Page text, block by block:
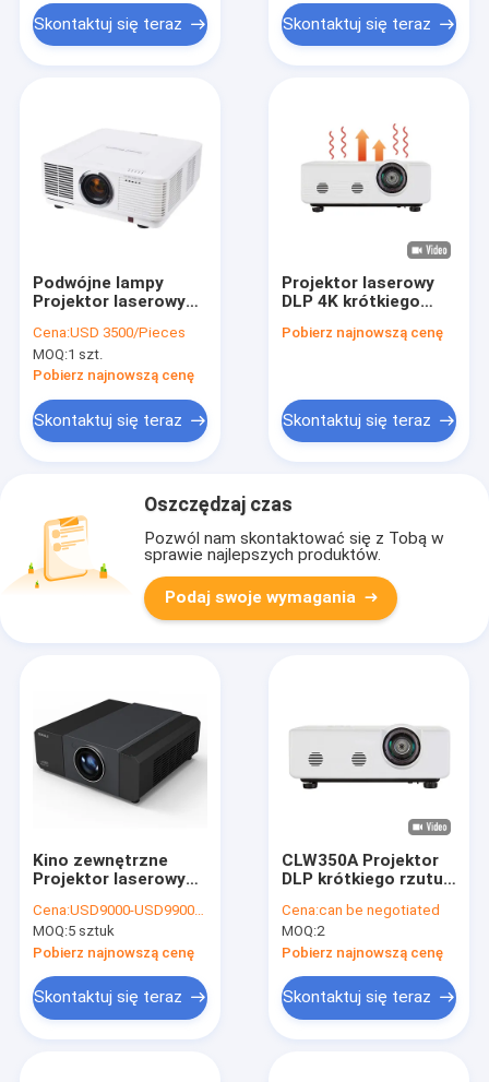
Skontaktuj się teraz Skontaktuj się teraz
Podwójne lampy
Projektor laserowy
do miejsca w
kościele
Cena:USD 3500/Pieces
MOQ:1 szt.
Pobierz najnowszą cenę
Skontaktuj się teraz
Projektor laserowy
DLP 4K krótkiego
jasności i kontraście
Pobierz najnowszą cenę
Skontaktuj się teraz
Oszczędzaj czas
Pozwól nam skontaktować się z Tobą w
sprawie najlepszych produktów.
Podaj swoje wymagania
Kino zewnętrzne
Projektor laserowy
do parku rozrywki
Cena:USD9000-USD9900/Pieces FOB Shenzhen
MOQ:5 sztuk
Pobierz najnowszą cenę
Skontaktuj się teraz
CLW350A Projektor
DLP krótkiego rzutu
kontraście i gamie
kolorów
Cena:can be negotiated
MOQ:2
Pobierz najnowszą cenę
Skontaktuj się teraz